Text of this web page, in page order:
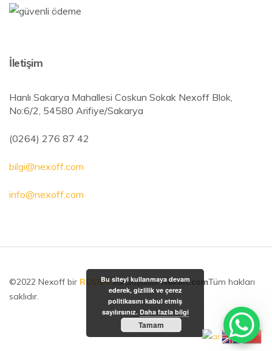
İletişim
Hanlı Sakarya Mahallesi Coskun Sokak Nexoff Blok,
No:6/2, 54580 Arifiye/Sakarya
(0264) 276 87 42
bilgi@nexoff.com
info@nexoff.com
©2022 Nexoff bir RODER kuruluşudur.Nexoff.comTüm hakları
saklıdır.
Bu siteyi kullanmaya devam
ederek, gizlilik ve çerez
politikasını kabul etmiş
sayılırsınız. Daha fazla bilgi
Tamam